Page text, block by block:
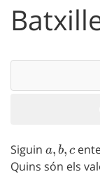
Siguin a,b,c
a, b, c
Quins són els